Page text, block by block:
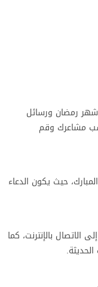
رمضان ورسائل
اختر ما يناسب مشاعرك وقم
حيث يكون الدعاء
بالإنترنت، كما